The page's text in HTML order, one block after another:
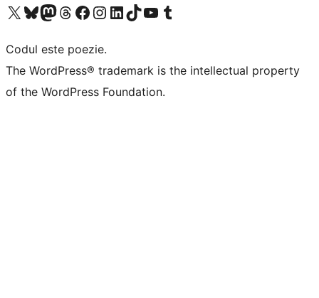
Mergi la contul nostru X (fost Twitter)
Vizitează contul nostru Bluesky
Vizitează contul nostru Mastodon
Vizitează contul nostru Threads
Vizitează pagina noastră Facebook
Vizitează-ne pe Instagram
Vizitează-ne pe LinkedIn
Vizitează contul nostru TikTok
Vizitează canalul nostru YouTube
Vizitează contul nostru Tumblr
Codul este poezie.
The WordPress® trademark is the intellectual property
of the WordPress Foundation.